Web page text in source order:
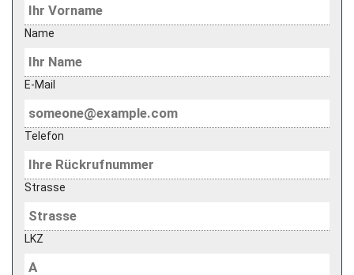
Name
E-Mail
Telefon
Strasse
LKZ